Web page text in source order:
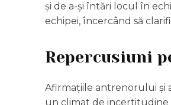
și de a-și întări locul în
echipei, încercând să
Repercusiuni
Afirmațiile antrenorului și
un climat de incertitudine